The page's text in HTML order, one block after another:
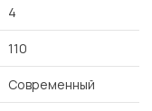
4
110
Современный